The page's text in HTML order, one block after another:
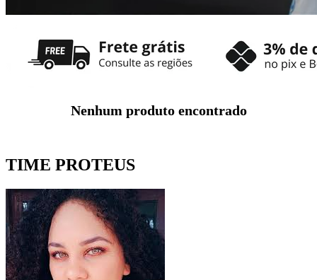
Nenhum produto encontrado
TIME PROTEUS